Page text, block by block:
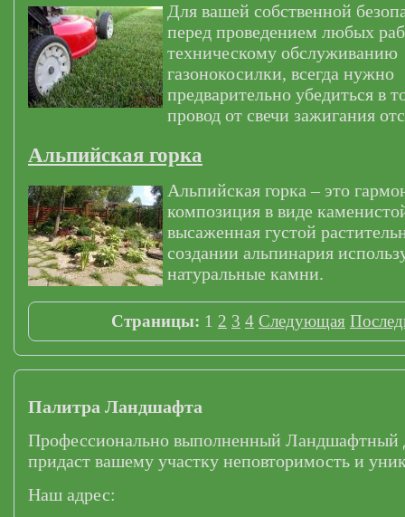
Для вашей собственной
перед проведением любых
техническому обслуживанию
газонокосилки, всегда нужно
предварительно убедиться в
провод от свечи зажигания
Альпийская горка
Альпийская горка – это
композиция в виде
высаженная густой
создании альпинария
натуральные камни.
Страницы: 1 2 3 4 Следующая
Палитра Ландшафта
Профессионально выполненный Ландшафтный
придаст вашему участку неповторимость и
Наш адрес: